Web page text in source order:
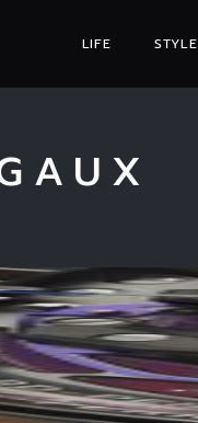
LIFE STYLE